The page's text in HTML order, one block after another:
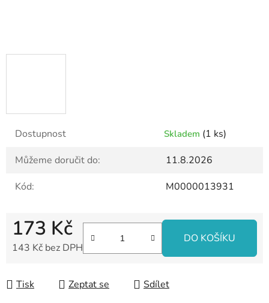
Dostupnost Skladem (1 ks)
Můžeme doručit do:
11.8.2026
Kód:
M0000013931
173 Kč
143 Kč bez DPH
DO KOŠÍKU
Tisk Zeptat se Sdílet